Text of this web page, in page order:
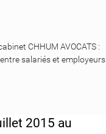
2015 au